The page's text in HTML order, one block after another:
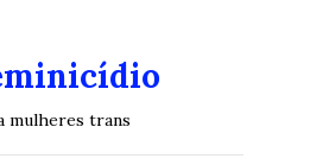
mulheres trans